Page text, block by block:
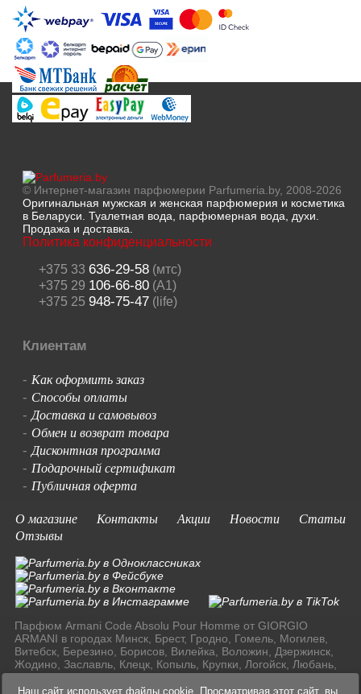
© Интернет-магазин парфюмерии Parfumeria.by, 2008-2026
Оригинальная мужская и женская парфюмерия и косметика
в Беларуси. Туалетная вода, парфюмерная вода, духи.
Продажа и доставка.
Политика конфиденциальности
+375 33 636-29-58(мтс)
+375 29 106-66-80(A1)
+375 25 948-75-47(life)
Клиентам
- Как оформить заказ
- Способы оплаты
-Доставка и самовывоз
- Обмен и возврат товара
-Дисконтная программа
- Подарочный сертификат
- Публичная оферта
О магазине
Контакты Акции Новости
Статьи
Отзывы
Парфюм Armani Code Absolu Pour Homme от GIORGIO
ARMANI в городах Минск, Брест, Гродно, Гомель, Могилев,
Витебск, Березино, Борисов, Вилейка, Воложин, Дзержинск,
Жодино, Заславль, Клецк, Копыль, Крупки, Логойск, Любань,
Марьина Горка, Молодечно, Мядель, Несвиж, Слуцк,
Смолевичи, Солигорск, Старые Дороги, Столбцы, Узда,
Наш сайт использует файлы cookie. Просматривая этот сайт, вы